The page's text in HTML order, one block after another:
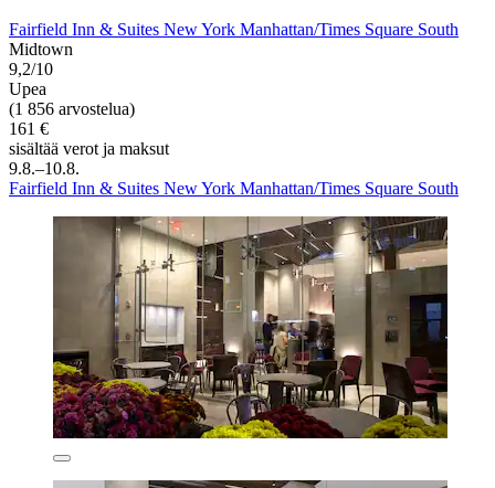
Fairfield Inn & Suites New York Manhattan/Times Square South
Midtown
9,2/10
Upea
(1 856 arvostelua)
161 €
sisältää verot ja maksut
9.8.–10.8.
Fairfield Inn & Suites New York Manhattan/Times Square South